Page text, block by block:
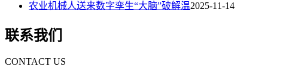
农业机械人送来数字孪生“大脑”破解温2025-11-14
联系我们
CONTACT US